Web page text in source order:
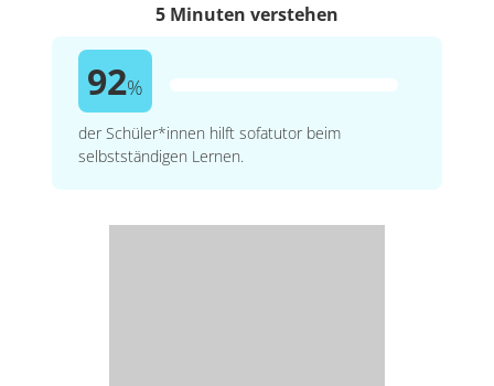
5 Minuten verstehen
92%
der Schüler*innen hilft sofatutor beim
selbstständigen Lernen.